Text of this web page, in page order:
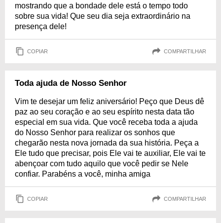
mostrando que a bondade dele está o tempo todo
sobre sua vida! Que seu dia seja extraordinário na
presença dele!
COPIAR COMPARTILHAR
Toda ajuda de Nosso Senhor
Vim te desejar um feliz aniversário! Peço que Deus dê
paz ao seu coração e ao seu espírito nesta data tão
especial em sua vida. Que você receba toda a ajuda
do Nosso Senhor para realizar os sonhos que
chegarão nesta nova jornada da sua história. Peça a
Ele tudo que precisar, pois Ele vai te auxiliar, Ele vai te
abençoar com tudo aquilo que você pedir se Nele
confiar. Parabéns a você, minha amiga
COPIAR COMPARTILHAR